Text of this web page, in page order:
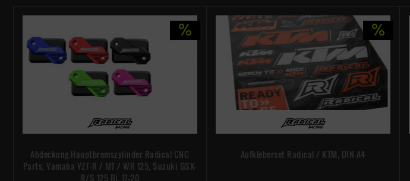
Abdeckung Hauptbremszylinder Radical CNC
Parts, Yamaha YZF-R / MT / WR 125, Suzuki GSX-
R/S 125 Bj. 17-20
Aufkleberset Radical / KTM, DIN A4